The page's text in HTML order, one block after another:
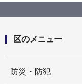
区のメニュー
防災・防犯